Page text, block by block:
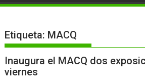
Etiqueta: MACQ
Inaugura el MACQ dos
viernes